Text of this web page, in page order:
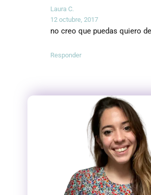
Laura C.
12 octubre, 2017
no creo que puedas quiero
Responder